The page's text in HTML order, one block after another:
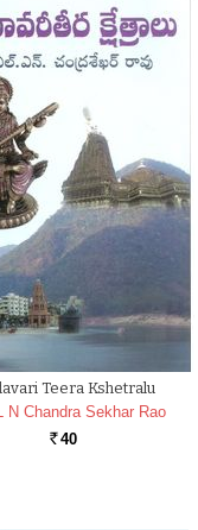
Teera Kshetralu
N Chandra Sekhar Rao
Rs. 40